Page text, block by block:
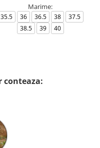
Marime:
35.5 36 36.5 38
37.5
38.5
39 40
conteaza: